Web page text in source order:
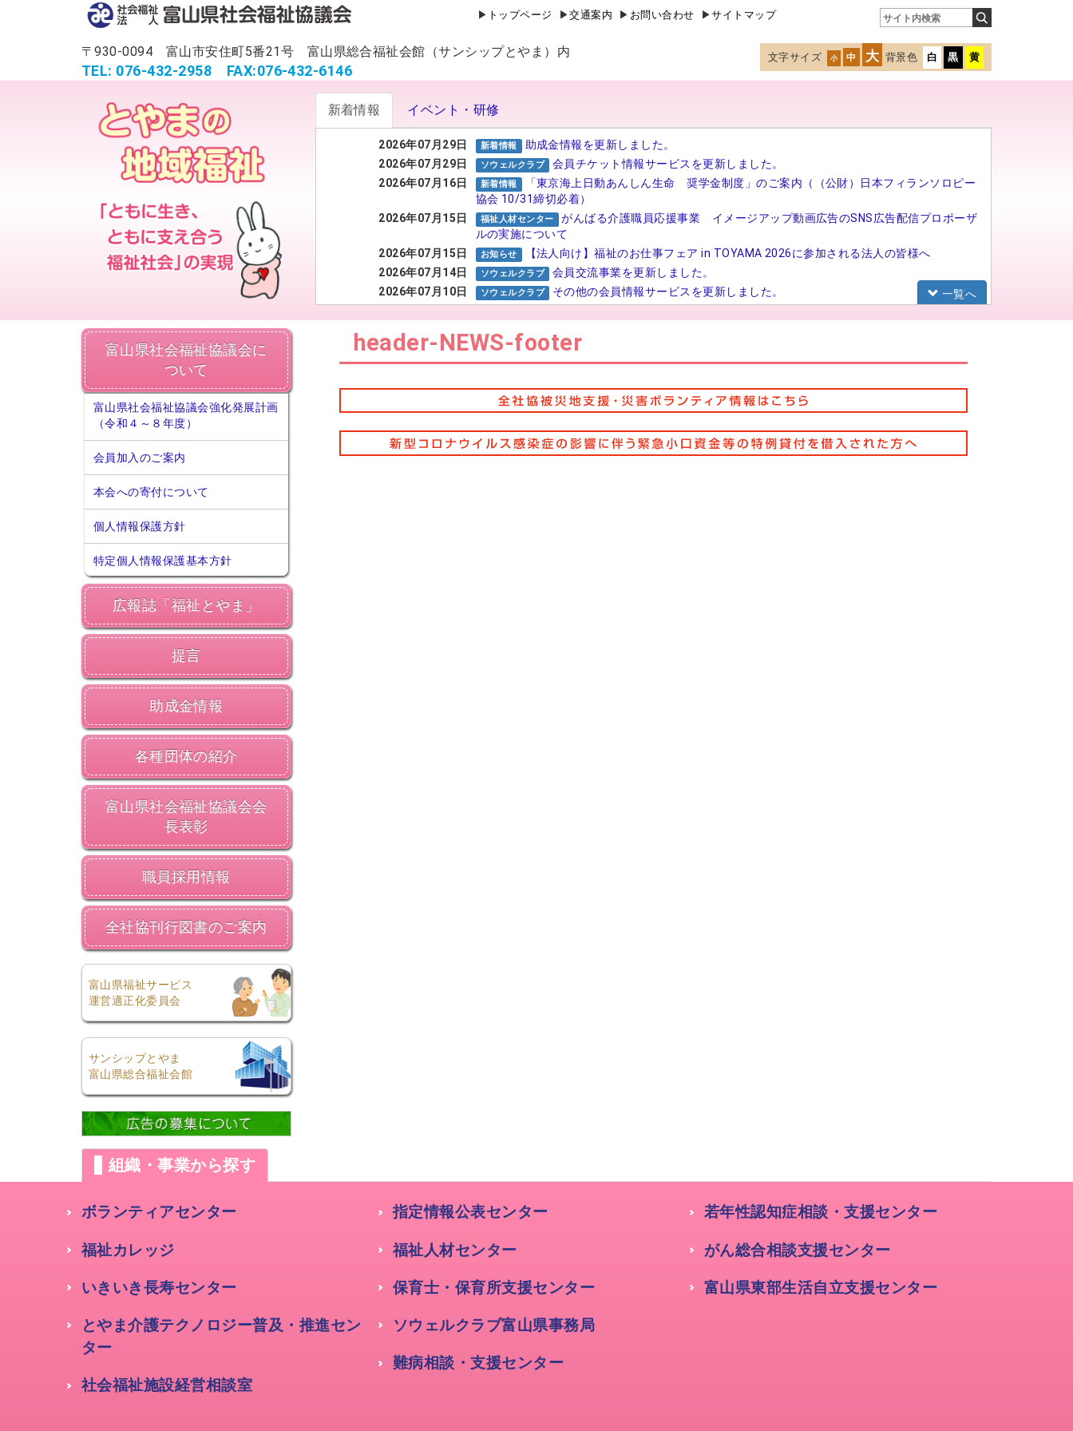
トップページ 交通案内 お問い合わせ サイトマップ
〒930-0094 富山市安住町5番21号 富山県総合福祉会館（サンシップとやま）内
TEL: 076-432-2958 FAX:076-432-6146
文字サイズ 小 中 大 背景色 白 黒 黄
新着情報 イベント・研修
2026年07月29日 新着情報
助成金情報を更新しました。
2026年07月29日
ソウェルクラブ
会員チケット情報サービスを更新しました。
2026年07月16日
新着情報
「東京海上日動あんしん生命 奨学金制度」のご案内（（公財）日本フィランソロピー
協会 10/31締切必着）
2026年07月15日
福祉人材センター
がんばる介護職員応援事業 イメージアップ動画広告のSNS広告配信プロポーザ
ルの実施について
2026年07月15日
お知らせ
【法人向け】福祉のお仕事フェア in TOYAMA 2026に参加される法人の皆様へ
2026年07月14日
ソウェルクラブ
会員交流事業を更新しました。
2026年07月10日
ソウェルクラブ
その他の会員情報サービスを更新しました。
一覧へ
header-NEWS-footer
富山県社会福祉協議会に
ついて
富山県社会福祉協議会強化発展計画
（令和４～８年度）
会員加入のご案内
本会への寄付について
個人情報保護方針
特定個人情報保護基本方針
広報誌「福祉とやま」
提言
助成金情報
各種団体の紹介
富山県社会福祉協議会会
長表彰
職員採用情報
全社協刊行図書のご案内
富山県福祉サービス
運営適正化委員会
サンシップとやま
富山県総合福祉会館
組織・事業から探す
ボランティアセンター
福祉カレッジ
いきいき長寿センター
とやま介護テクノロジー普及・推進セン
ター
社会福祉施設経営相談室
指定情報公表センター
福祉人材センター
保育士・保育所支援センター
ソウェルクラブ富山県事務局
難病相談・支援センター
若年性認知症相談・支援センター
がん総合相談支援センター
富山県東部生活自立支援センター